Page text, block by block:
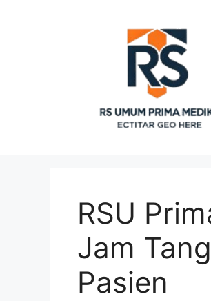
RSU
Jam
Pasien